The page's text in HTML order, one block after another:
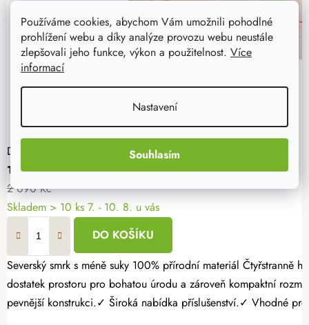
Používáme cookies, abychom Vám umožnili pohodlné
prohlížení webu a díky analýze provozu webu neustále
zlepšovali jeho funkce, výkon a použitelnost. Více
informací
Nastavení
Souhlasím
Dřevěný vyvýšený záhon 120 x 60 x 60 cm
1 672 Kč
2 090 Kč
Skladem > 10 ks 7. - 10. 8. u vás
DO KOŠÍKU
Severský smrk s méně suky 100% přírodní materiál Čtyřstranně hoblovaný masiv Pěstujte vlastní zeleninu, bylinky nebo jahody jednoduše a s radostí. Dřevěný vyvýšený záhon 120 × 60 × 60 cm nabízí
dostatek prostoru pro bohatou úrodu a zároveň kompaktní
pevnější konstrukci.✓ Široká nabídka příslušenství.✓ Vhodné